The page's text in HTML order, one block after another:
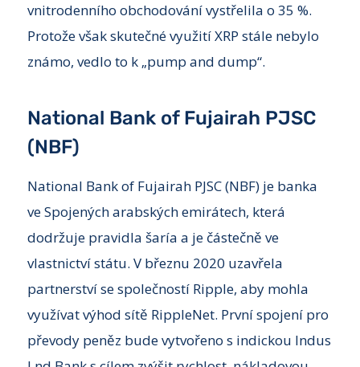
vnitrodenního obchodování vystřelila o 35 %.
Protože však skutečné využití XRP stále nebylo
známo, vedlo to k „pump and dump“.
National Bank of Fujairah PJSC
(NBF)
National Bank of Fujairah PJSC (NBF) je banka
ve Spojených arabských emirátech, která
dodržuje pravidla šaría a je částečně ve
vlastnictví státu. V březnu 2020 uzavřela
partnerství se společností Ripple, aby mohla
využívat výhod sítě RippleNet. První spojení pro
převody peněz bude vytvořeno s indickou Indus